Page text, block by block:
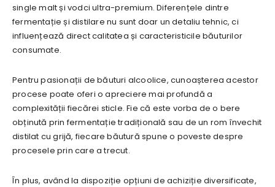
single malt și vodci ultra-premium. Diferențele dintre
fermentație și distilare nu sunt doar un detaliu tehnic, ci
influențează direct calitatea și caracteristicile băuturilor
consumate.
Pentru pasionații de băuturi alcoolice, cunoașterea acestor
procese poate oferi o apreciere mai profundă a
complexității fiecărei sticle. Fie că este vorba de o bere
obținută prin fermentație tradițională sau de un rom învechit
distilat cu grijă, fiecare băutură spune o poveste despre
procesele prin care a trecut.
În plus, având la dispoziție opțiuni de achiziție diversificate,